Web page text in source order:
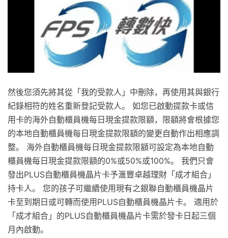
然後您須先將其從「我的受款人」中刪除，再使用其與銀行
紀錄相符的姓名重新登記受款人。 如您已啟動提款卡或信
用卡的海外自動櫃員機每日現金提款限額，限額將會根據您
的本地自動櫃員機每日現金提款限額的變更自動作出相應調
整。 海外自動櫃員機每日現金提款限額可設定為本地自動
櫃員機每日現金提款限額的0%或50%或100%。 我們只會
發出PLUS自動櫃員機晶片卡予滙豐卓越理財「成才組合」
持卡人。 您的孩子可繼續使用現有之銀聯自動櫃員機晶片
卡至到期日或可轉而使用PLUS自動櫃員機晶片卡。 適用於
「成才組合」的PLUS自動櫃員機晶片卡需於發卡日起三個
月內啟動。